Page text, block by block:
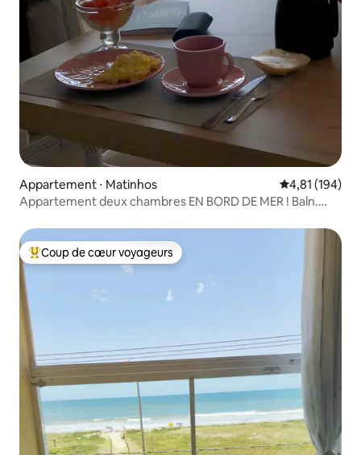
Appartement ⋅ Matinhos Évaluation
4,81 (194)
Appartement deux chambres EN BORD DE MER ! Baln.
Coups de cœur voyageurs les plus appréciés
Coup de cœur voyageurs